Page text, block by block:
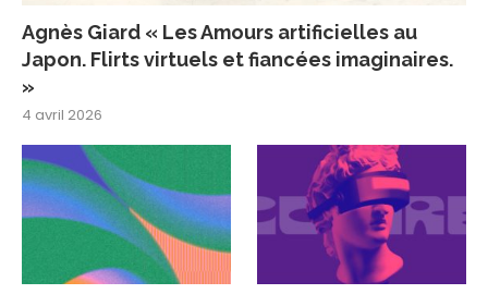
Agnès Giard « Les Amours artificielles au
Japon. Flirts virtuels et fiancées imaginaires.
»
4 avril 2026